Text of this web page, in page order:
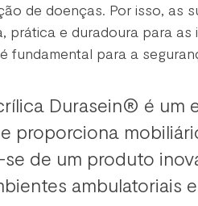
de doenças. Por isso, as
prática e duradoura para as
fundamental para a
Durasein® é um
proporciona
de um produto
ambulatoriais